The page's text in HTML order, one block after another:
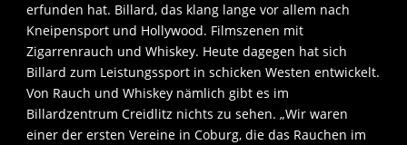
erfunden hat. Billard, das klang lange vor allem nach
Kneipensport und Hollywood. Filmszenen mit
Zigarrenrauch und Whiskey. Heute dagegen hat sich
Billard zum Leistungssport in schicken Westen entwickelt.
Von Rauch und Whiskey nämlich gibt es im
Billardzentrum Creidlitz nichts zu sehen. „Wir waren
einer der ersten Vereine in Coburg, die das Rauchen im